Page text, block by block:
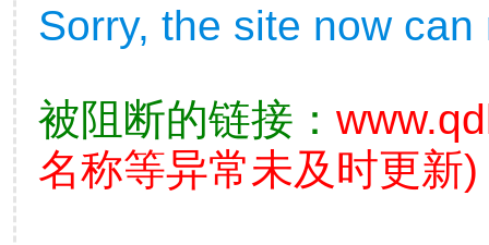
Sorry, the site now
被阻断的链接：
名称等异常未及时更新)